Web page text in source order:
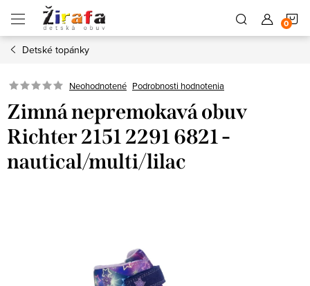
obsah
Detské topánky
Neohodnotené Podrobnosti hodnotenia
Zimná nepremokavá obuv
Richter 2151 2291 6821 -
nautical/multi/lilac